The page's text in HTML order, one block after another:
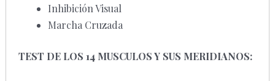
Inhibición Visual
Marcha Cruzada
TEST DE LOS 14 MUSCULOS Y SUS MERIDIANOS: